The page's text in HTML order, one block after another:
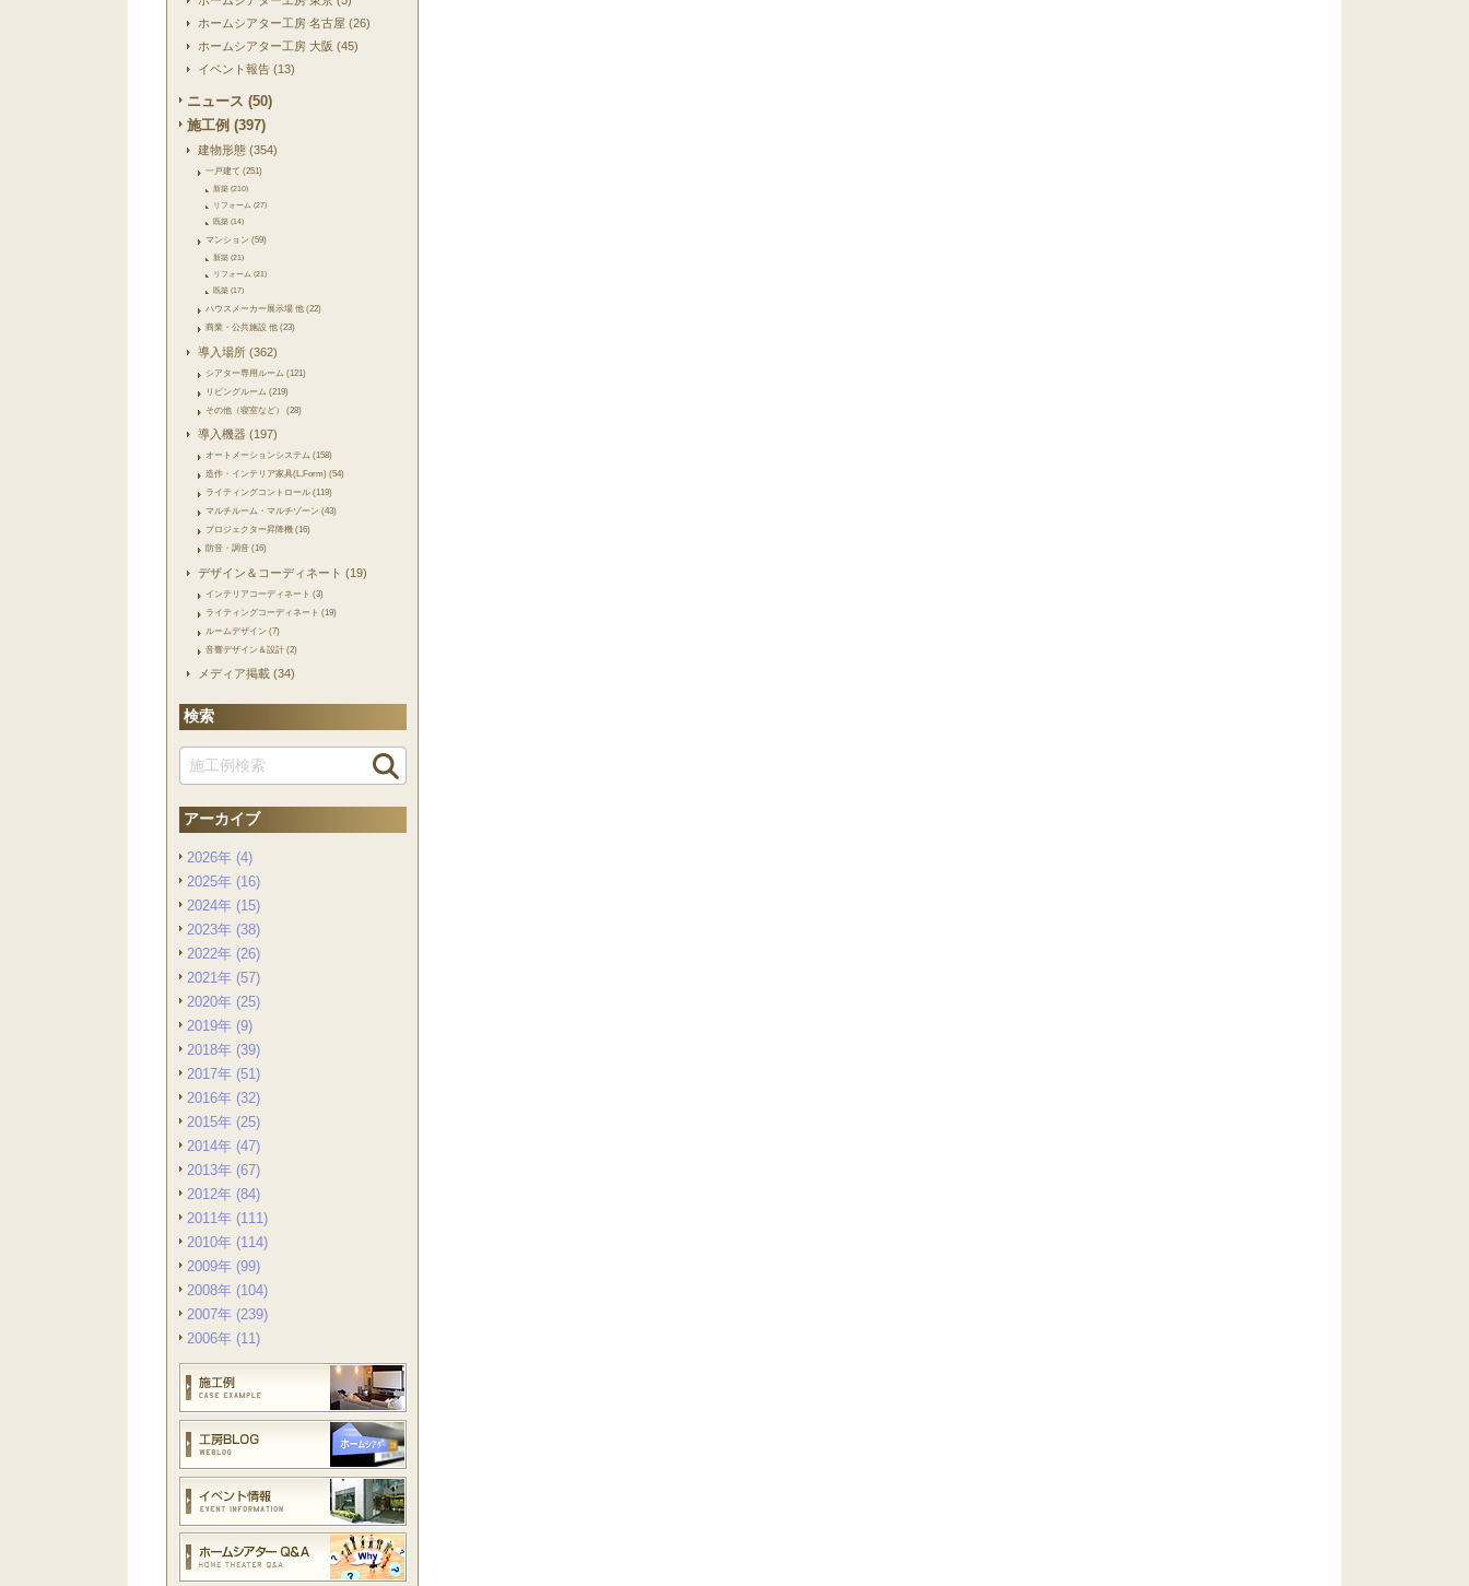
ホームシアター工房 名古屋 (26)
ホームシアター工房 大阪 (45)
イベント報告 (13)
ニュース (50)
施工例 (397)
建物形態 (354)
一戸建て (251)
新築 (210)
リフォーム (27)
既築 (14)
マンション (59)
新築 (21)
リフォーム (21)
既築 (17)
ハウスメーカー展示場 他 (22)
商業・公共施設 他 (23)
導入場所 (362)
シアター専用ルーム (121)
リビングルーム (219)
その他（寝室など） (28)
導入機器 (197)
オートメーションシステム (158)
造作・インテリア家具(L.Form) (54)
ライティングコントロール (119)
マルチルーム・マルチゾーン (43)
プロジェクター昇降機 (16)
防音・調音 (16)
デザイン＆コーディネート (19)
インテリアコーディネート (3)
ライティングコーディネート (19)
ルームデザイン (7)
音響デザイン＆設計 (2)
メディア掲載 (34)
検索
アーカイブ
2026年 (4)
2025年 (16)
2024年 (15)
2023年 (38)
2022年 (26)
2021年 (57)
2020年 (25)
2019年 (9)
2018年 (39)
2017年 (51)
2016年 (32)
2015年 (25)
2014年 (47)
2013年 (67)
2012年 (84)
2011年 (111)
2010年 (114)
2009年 (99)
2008年 (104)
2007年 (239)
2006年 (11)